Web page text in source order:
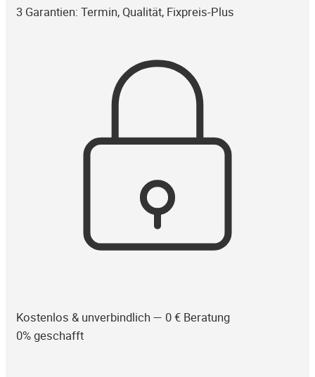
3 Garantien: Termin, Qualität, Fixpreis-Plus
Kostenlos & unverbindlich — 0 € Beratung
0% geschafft